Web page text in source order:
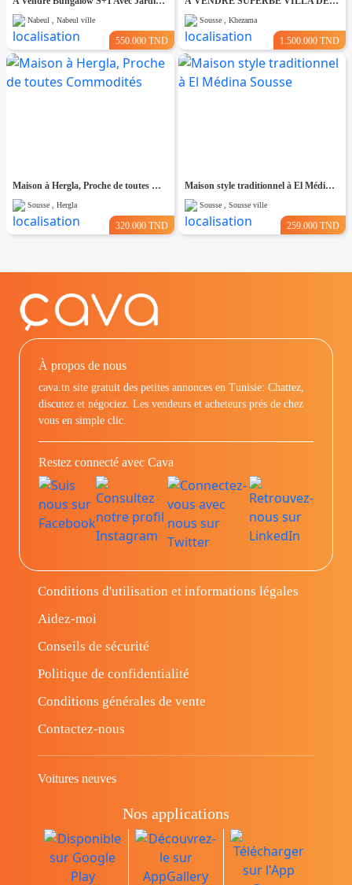
Nabeul , Nabeul ville
550.000 TND
Sousse , Khezama
1.500.000 TND
Maison à Hergla, Proche de toutes Commodités
Sousse , Hergla
320.000 TND
Maison style traditionnel à El Médina Sousse
Sousse , Sousse ville
259.000 TND
À propos de nous
cava.tn site gratuit des petites annonces en Tunisie: Chattez,
discutez et négociez. Les vendeurs et acheteurs prés de chez
vous en simple clic.
Restez connecté avec Cava
Conditions d'utilisation et informations légales
Aidez-moi
Conseils de sécurité
Politique de confidentialité
Conditions générales de vente
Contactez-nous
Voitures neuves
Nos applications